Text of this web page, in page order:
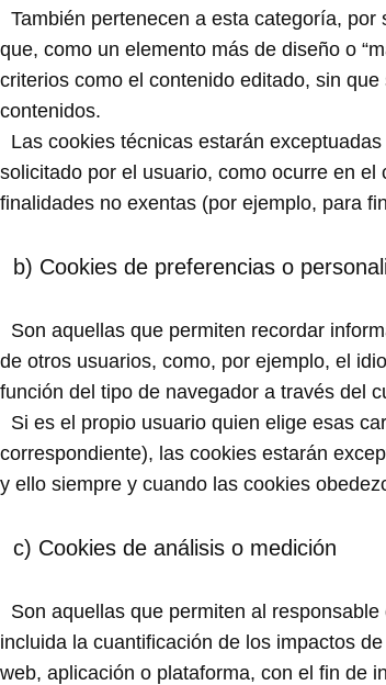
También pertenecen a esta categoría,
que, como un elemento más de diseño o
criterios como el contenido editado, sin
contenidos.
Las cookies técnicas estarán
solicitado por el usuario, como ocurre en
finalidades no exentas (por ejemplo, para
b) Cookies de preferencias o
Son aquellas que permiten recordar
de otros usuarios, como, por ejemplo, el
función del tipo de navegador a través del
Si es el propio usuario quien elige esas
correspondiente), las cookies estarán
y ello siempre y cuando las cookies
c) Cookies de análisis o medición
Son aquellas que permiten al
incluida la cuantificación de los impactos
web, aplicación o plataforma, con el fin de